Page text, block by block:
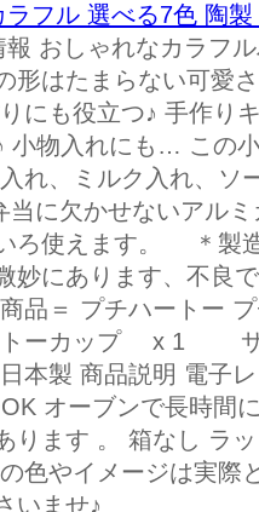
ラフル 選べる7色 陶
おしゃれなカラフ
形はたまらない可愛
にも役立つ♪ 手作り
小物入れにも… この
れ、ミルク入れ、ソ
に欠かせないアル
ろ使えます。 ＊製
妙にあります、不良
品＝ プチハートー
トーカップ x 1 サ
本製 商品説明 電子
オーブンで長時間
ります 。 箱なし ラ
色やイメージは実際
いませ♪